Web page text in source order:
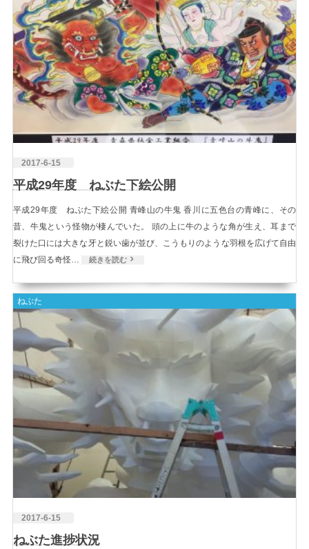
2017-6-15
平成29年度 ねぶた下絵公開
平成29年度 ねぶた下絵公開 青峰山の牛鬼 香川に五色台の青峰に、その
昔、牛鬼という怪物が棲んでいた。 頭の上に牛のような角が生え、耳まで
裂けた口には大きな牙と鋭い歯が並び、こうもりのような羽根を広げて自由
に飛び回る奇怪…
続きを読む
ねぶた
2017-6-15
ねぶた進捗状況